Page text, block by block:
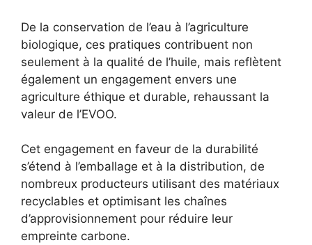
De la conservation de l’eau à l’agriculture
biologique, ces pratiques contribuent non
seulement à la qualité de l’huile, mais reflètent
également un engagement envers une
agriculture éthique et durable, rehaussant la
valeur de l’EVOO.
Cet engagement en faveur de la durabilité
s’étend à l’emballage et à la distribution, de
nombreux producteurs utilisant des matériaux
recyclables et optimisant les chaînes
d’approvisionnement pour réduire leur
empreinte carbone.